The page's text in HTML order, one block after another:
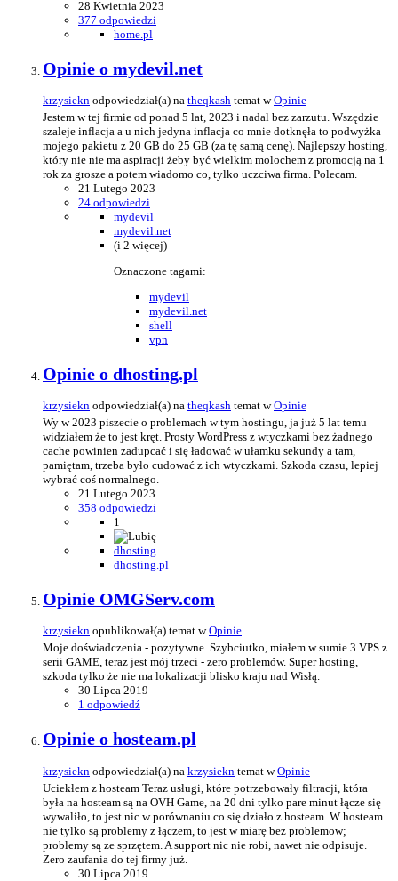
28 Kwietnia 2023
377 odpowiedzi
home.pl
Opinie o mydevil.net
krzysiekn odpowiedział(a) na theqkash temat wOpinie
Jestem w tej firmie od ponad 5 lat, 2023 i nadal bez zarzutu. Wszędzie
szaleje inflacja a u nich jedyna inflacja co mnie dotknęła to podwyżka
mojego pakietu z 20 GB do 25 GB (za tę samą cenę). Najlepszy hosting,
który nie nie ma aspiracji żeby być wielkim molochem z promocją na 1
rok za grosze a potem wiadomo co, tylko uczciwa firma. Polecam.
21 Lutego 2023
24 odpowiedzi
mydevil
mydevil.net
(i 2 więcej)
Oznaczone tagami:
mydevil
mydevil.net
shell
vpn
Opinie o dhosting.pl
krzysiekn odpowiedział(a) na theqkash temat wOpinie
Wy w 2023 piszecie o problemach w tym hostingu, ja już 5 lat temu
widziałem że to jest kręt. Prosty WordPress z wtyczkami bez żadnego
cache powinien zadupcać i się ładować w ułamku sekundy a tam,
pamiętam, trzeba było cudować z ich wtyczkami. Szkoda czasu, lepiej
wybrać coś normalnego.
21 Lutego 2023
358 odpowiedzi
1
dhosting
dhosting.pl
Opinie OMGServ.com
krzysiekn opublikował(a) temat wOpinie
Moje doświadczenia - pozytywne. Szybciutko, miałem w sumie 3 VPS z
serii GAME, teraz jest mój trzeci - zero problemów. Super hosting,
szkoda tylko że nie ma lokalizacji blisko kraju nad Wisłą.
30 Lipca 2019
1 odpowiedź
Opinie o hosteam.pl
krzysiekn odpowiedział(a) na krzysiekn temat wOpinie
Uciekłem z hosteam Teraz usługi, które potrzebowały filtracji, która
była na hosteam są na OVH Game, na 20 dni tylko pare minut łącze się
wywaliło, to jest nic w porównaniu co się działo z hosteam. W hosteam
nie tylko są problemy z łączem, to jest w miarę bez problemow;
problemy są ze sprzętem. A support nic nie robi, nawet nie odpisuje.
Zero zaufania do tej firmy już.
30 Lipca 2019